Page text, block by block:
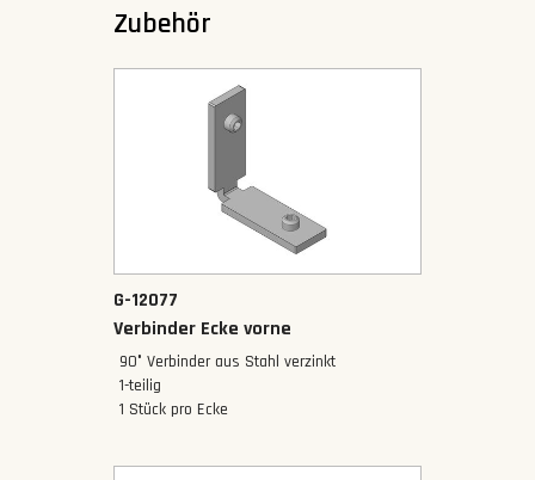
Zubehör
G-12077
Verbinder Ecke vorne
90° Verbinder aus Stahl verzinkt
1-teilig
1 Stück pro Ecke